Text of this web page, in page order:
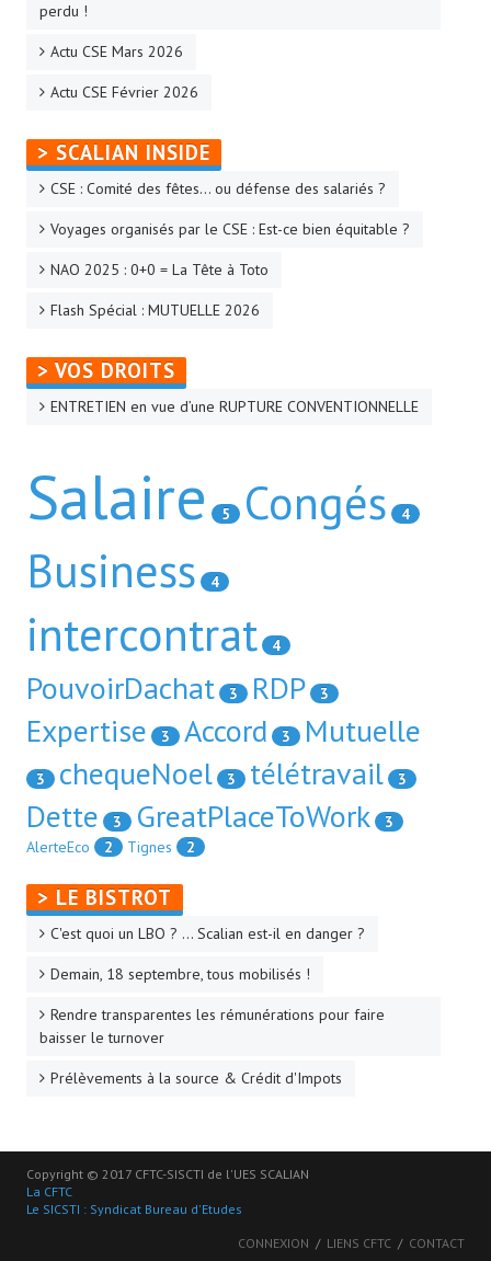
perdu !
Actu CSE Mars 2026
Actu CSE Février 2026
> SCALIAN INSIDE
CSE : Comité des fêtes… ou défense des salariés ?
Voyages organisés par le CSE : Est-ce bien équitable ?
NAO 2025 : 0+0 = La Tête à Toto
Flash Spécial : MUTUELLE 2026
> VOS DROITS
ENTRETIEN en vue d’une RUPTURE CONVENTIONNELLE
Salaire 5 Congés 4
Business 4
intercontrat 4
PouvoirDachat 3 RDP 3
Expertise 3 Accord 3 Mutuelle
3 chequeNoel 3 télétravail 3
Dette 3 GreatPlaceToWork
3
AlerteEco
2 Tignes 2
> LE BISTROT
C'est quoi un LBO ? ... Scalian est-il en danger ?
Demain, 18 septembre, tous mobilisés !
Rendre transparentes les rémunérations pour faire
baisser le turnover
Prélèvements à la source & Crédit d'Impots
Copyright © 2017 CFTC-SISCTI de l'UES SCALIAN
La CFTC
Le SICSTI : Syndicat Bureau d'Etudes
CONNEXION LIENS CFTC CONTACT